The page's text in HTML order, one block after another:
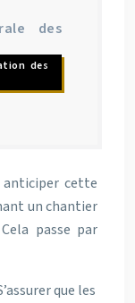
des
des
cette
un chantier
passe par
que les